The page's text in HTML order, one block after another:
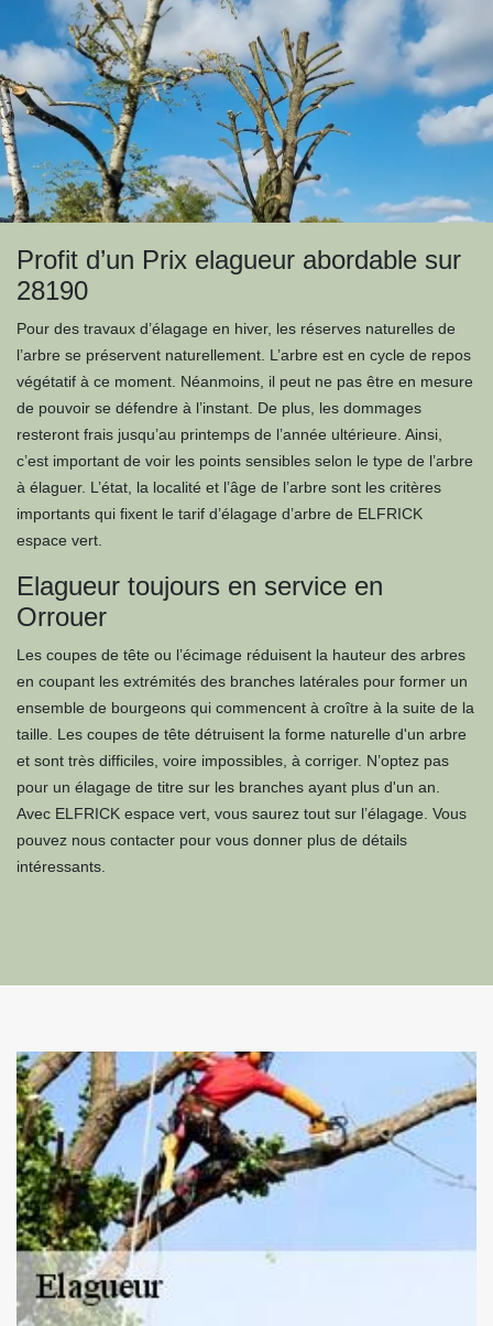
Profit d’un Prix elagueur abordable sur
28190
Pour des travaux d’élagage en hiver, les réserves naturelles de
l’arbre se préservent naturellement. L’arbre est en cycle de repos
végétatif à ce moment. Néanmoins, il peut ne pas être en mesure
de pouvoir se défendre à l’instant. De plus, les dommages
resteront frais jusqu’au printemps de l’année ultérieure. Ainsi,
c’est important de voir les points sensibles selon le type de l’arbre
à élaguer. L’état, la localité et l’âge de l’arbre sont les critères
importants qui fixent le tarif d’élagage d’arbre de ELFRICK
espace vert.
Elagueur toujours en service en
Orrouer
Les coupes de tête ou l’écimage réduisent la hauteur des arbres
en coupant les extrémités des branches latérales pour former un
ensemble de bourgeons qui commencent à croître à la suite de la
taille. Les coupes de tête détruisent la forme naturelle d'un arbre
et sont très difficiles, voire impossibles, à corriger. N’optez pas
pour un élagage de titre sur les branches ayant plus d'un an.
Avec ELFRICK espace vert, vous saurez tout sur l’élagage. Vous
pouvez nous contacter pour vous donner plus de détails
intéressants.